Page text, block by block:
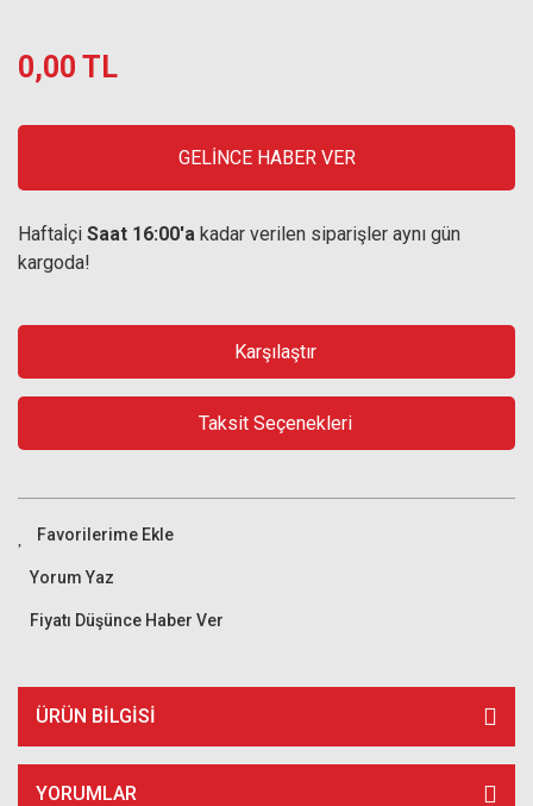
0,00 TL
GELİNCE HABER VER
Haftaİçi Saat 16:00'a kadar verilen siparişler aynı gün
kargoda!
Karşılaştır
Taksit Seçenekleri
Yorum Yaz
Fiyatı Düşünce Haber Ver
ÜRÜN BILGISI
YORUMLAR